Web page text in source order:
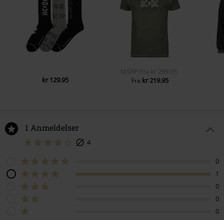
kr 129.95
MSRP Fra kr 299.95
Fra kr 219.95
1 Anmeldelser
4
0
1
0
0
0